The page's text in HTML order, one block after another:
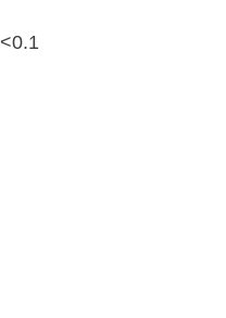
<0.1